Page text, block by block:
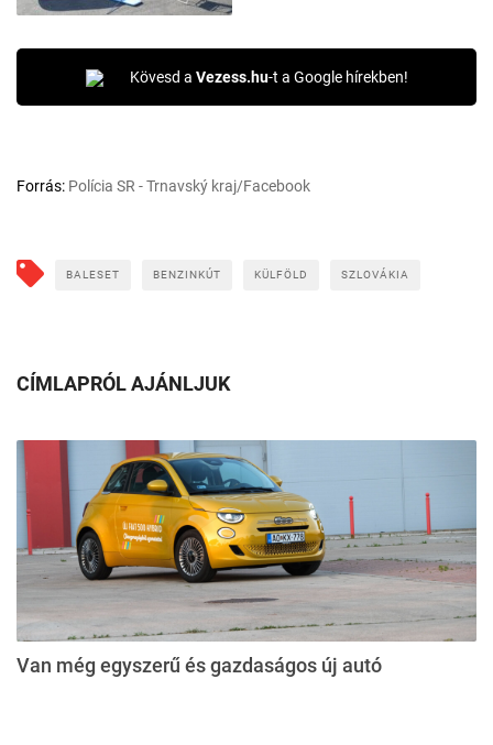
Kövesd a Vezess.hu-t a Google hírekben!
Forrás: Polícia SR - Trnavský kraj/Facebook
BALESET BENZINKÚT KÜLFÖLD SZLOVÁKIA
CÍMLAPRÓL AJÁNLJUK
Van még egyszerű és gazdaságos új autó